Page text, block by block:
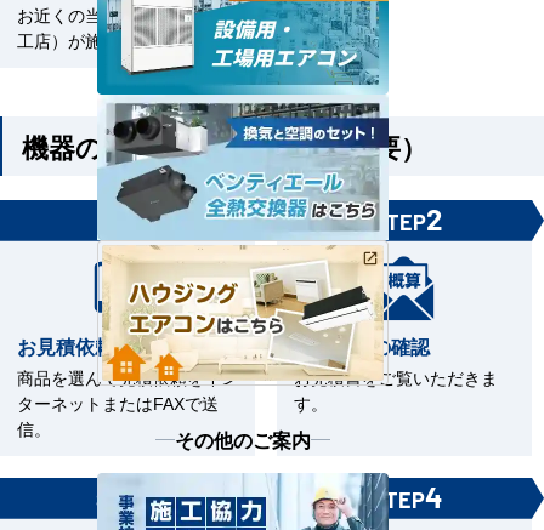
お近くの当社指定工事店（直
工店）が施工いたします。
機器のみご購入の方（工事不要）
STEP1
お見積依頼
商品を選んで見積依頼をイン
ターネットまたはFAXで送
信。
STEP2
お見積書の確認
お見積書をご覧いただきま
す。
STEP3 STEP4
その他のご案内